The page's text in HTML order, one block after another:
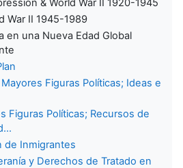
& World War II 1920-1945
War II 1945-1989
en una Nueva Edad Global
Mayores Figuras Políticas; Ideas e
Figuras Políticas; Recursos de
de Inmigrantes
y Derechos de Tratado en